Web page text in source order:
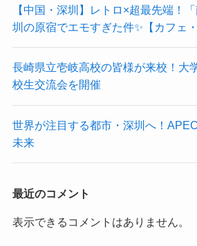
【中国・深圳】レトロ×超最先端！
圳の原宿でエモすぎた件✨【カフェ
長崎県立壱岐高校の皆様が来校！大
校生交流会を開催
世界が注目する都市・深圳へ！
未来
最近のコメント
表示できるコメントはありません。